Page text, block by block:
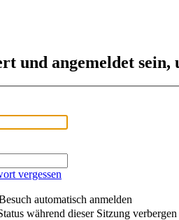
und angemeldet
vergessen
automatisch anmelden
während dieser Sitzung verbergen